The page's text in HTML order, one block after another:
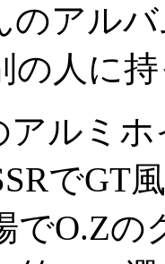
のアル
の人に
アルミ
でGT
でO.Z